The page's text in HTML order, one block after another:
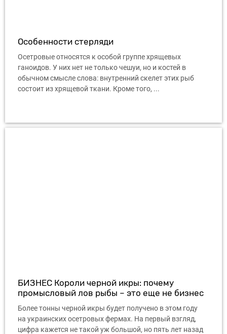
Особенности стерляди
Осетровые относятся к особой группе хрящевых
ганоидов. У них нет не только чешуи, но и костей в
обычном смысле слова: внутренний скелет этих рыб
состоит из хрящевой ткани. Кроме того, ...
БИЗНЕС Короли черной икры: почему
промысловый лов рыбы – это еще не бизнес
Более тонны черной икры будет получено в этом году
на украинских осетровых фермах. На первый взгляд,
цифра кажется не такой уж большой, но пять лет назад